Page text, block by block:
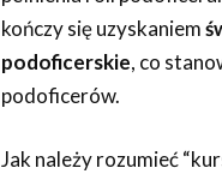
kończy się uzyskaniem
podoficerskie, co
podoficerów.
Jak należy rozumieć